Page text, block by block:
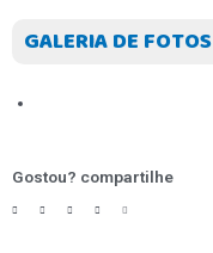
GALERIA DE FOTOS
Gostou? compartilhe